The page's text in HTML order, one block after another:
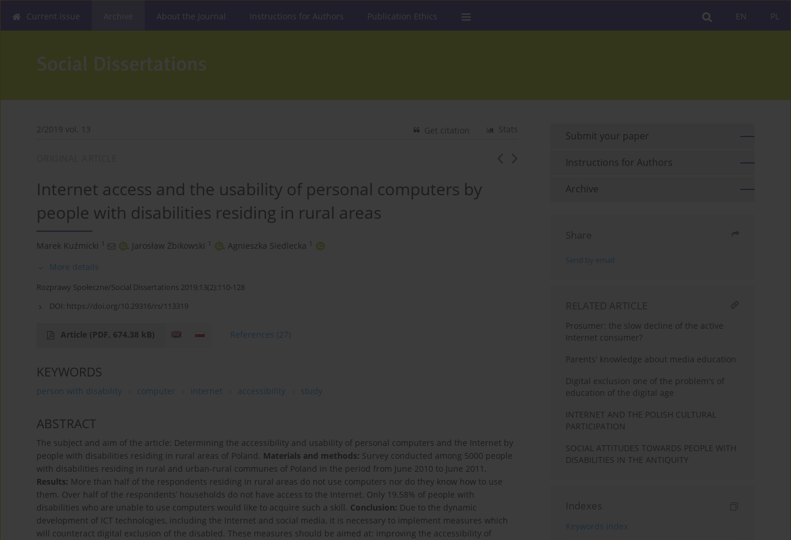
PL
EN
Current issue About the Journal Instructions for Authors Publication Ethics
2/2019 vol. 13 Stats
Get citation
Internet access and the usability of personal computers by
people with disabilities residing in rural areas
Marek Kuźmicki 1 , Jarosław Żbikowski 1 , Agnieszka Siedlecka 1
More details
Rozprawy Społeczne/Social Dissertations 2019;13(2):110-128
DOI: https://doi.org/10.29316/rs/113319
Article (PDF, 674.38 kB) References (27)
KEYWORDS
person with disability computer internet accessibility study
ABSTRACT
The subject and aim of the article: Determining the accessibility and usability of personal computers and the Internet by
people with disabilities residing in rural areas of Poland. Materials and methods: Survey conducted among 5000 people
with disabilities residing in rural and urban-rural communes of Poland in the period from June 2010 to June 2011.
Results: More than half of the respondents residing in rural areas do not use computers nor do they know how to use
them. Over half of the respondents’ households do not have access to the Internet. Only 19.58% of people with
disabilities who are unable to use computers would like to acquire such a skill. Conclusion: Due to the dynamic
development of ICT technologies, including the Internet and social media, it is necessary to implement measures which
will counteract digital exclusion of the disabled. These measures should be aimed at: improving the accessibility of
Submit your paper
Instructions for Authors
Archive
Share
Send by email
RELATED ARTICLE
Prosumer: the slow decline of the active
Internet consumer?
Parents' knowledge about media education
Digital exclusion one of the problem's of
education of the digital age
INTERNET AND THE POLISH CULTURAL
PARTICIPATION
SOCIAL ATTITUDES TOWARDS PEOPLE WITH
DISABILITIES IN THE ANTIQUITY
Indexes
Keywords index